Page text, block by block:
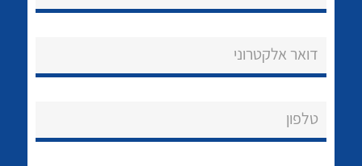
אודות
לכל מוצרי היצרן
דואר אלקטרוני
טלפון